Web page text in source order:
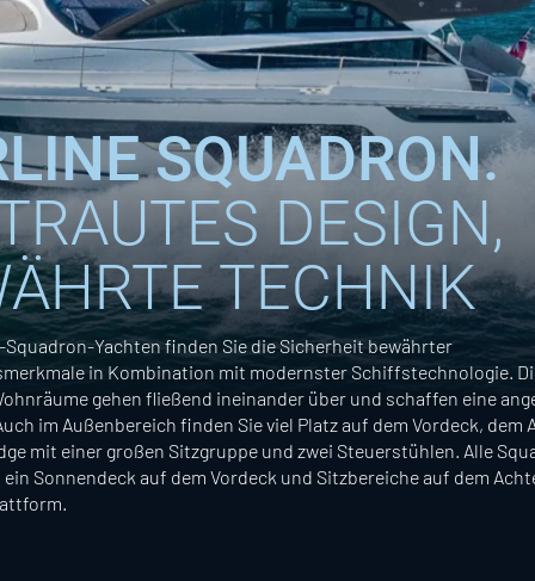
SQUADRON.
DESIGN,
TECHNIK
Yachten finden Sie die Sicherheit bewährter
in Kombination mit modernster Schiffstechnologie.
gehen fließend ineinander über und schaffen eine
im Außenbereich finden Sie viel Platz auf dem Vordeck, dem
mit einer großen Sitzgruppe und zwei Steuerstühlen. Alle
ein Sonnendeck auf dem Vordeck und Sitzbereiche auf dem